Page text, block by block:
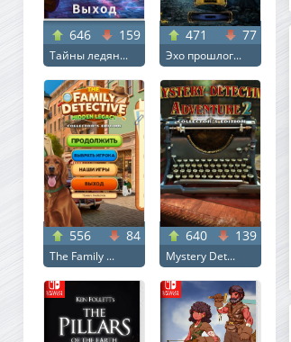
646 159
Тайны ледян...
471 77
Эхо прошлог...
556 84
The Family ...
640 139
Mystery Det...